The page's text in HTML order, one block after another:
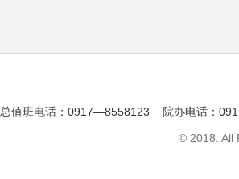
总值班电话：0917—8558123 院办电话：
© 2018. All